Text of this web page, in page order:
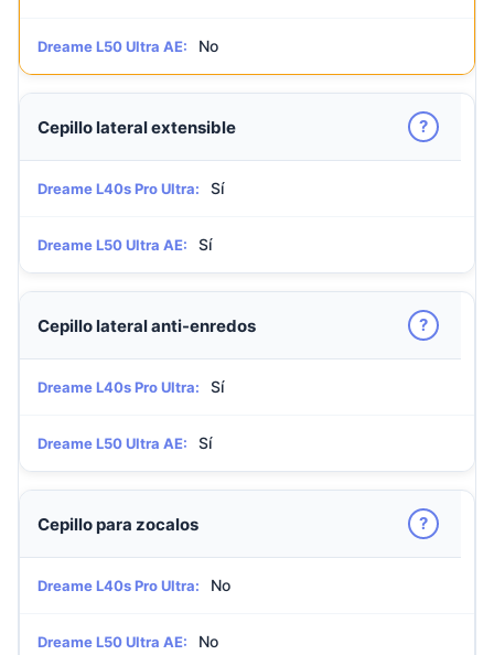
Dreame L50 Ultra AE: No
Cepillo lateral extensible ?
Dreame L40s Pro Ultra: Sí
Dreame L50 Ultra AE: Sí
Cepillo lateral anti-enredos ?
Dreame L40s Pro Ultra: Sí
Dreame L50 Ultra AE: Sí
Cepillo para zocalos ?
Dreame L40s Pro Ultra: No
Dreame L50 Ultra AE: No